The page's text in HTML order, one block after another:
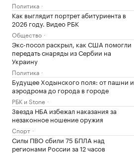
Политика
Как выглядит портрет абитуриента в
2026 году. Видео РБК
Общество
Экс-посол раскрыл, как США помогли
передать снаряды из Сербии на
Украину
Политика
Будущее Ходынского поля: от пашни и
аэродрома до города в городе
РБК и Stone
Звезда НБА избежал наказания за
незаконное ношение оружия
Спорт
Силы ПВО сбили 75 БПЛА над
регионами России за 12 часов